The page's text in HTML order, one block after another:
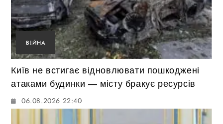
ВІЙНА
Київ не встигає відновлювати пошкоджені
атаками будинки — місту бракує ресурсів
06.08.2026 22:40